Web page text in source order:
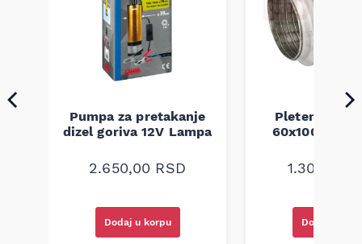
Pumpa za pretakanje
dizel goriva 12V Lampa
2.650,00 RSD
Dodaj u korpu
Pletenica
60x100
1.300,00
Dodaj u